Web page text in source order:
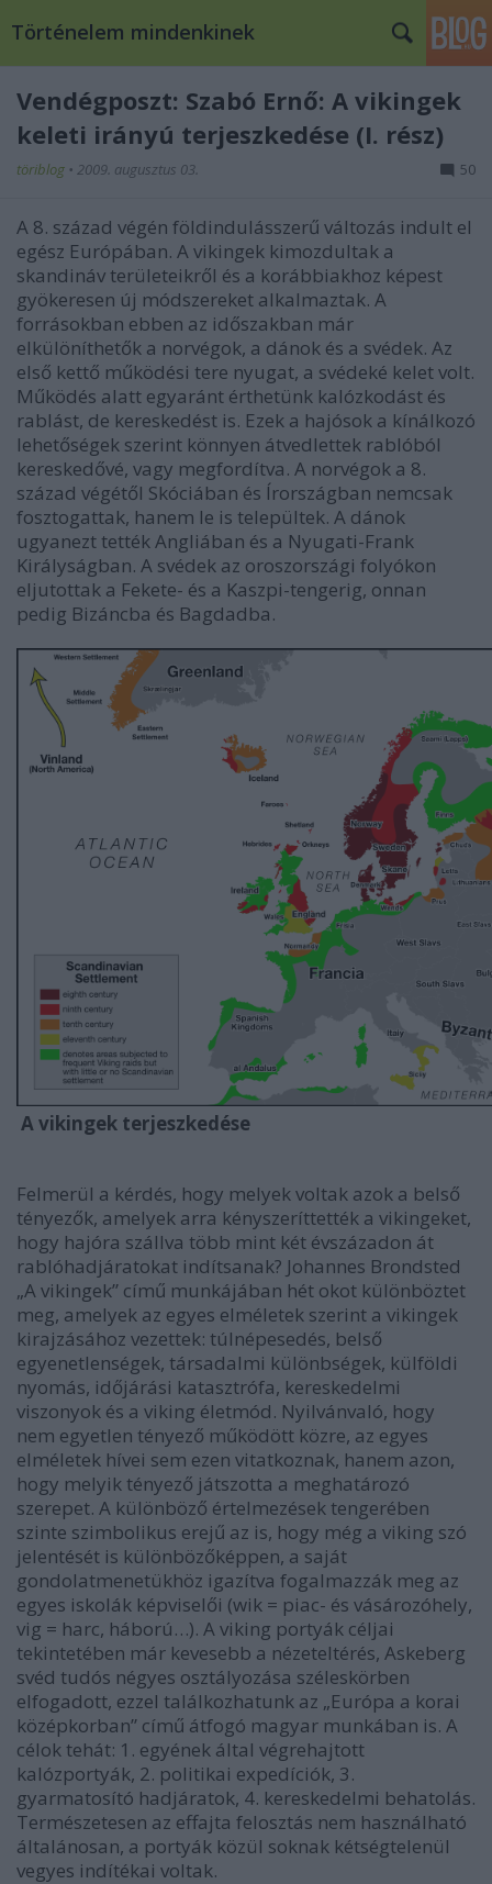
Történelem mindenkinek
Vendégposzt: Szabó Ernő: A vikingek
keleti irányú terjeszkedése (I. rész)
töriblog • 2009. augusztus 03. 50
A 8. század végén földindulásszerű változás indult el
egész Európában. A vikingek kimozdultak a
skandináv területeikről és a korábbiakhoz képest
gyökeresen új módszereket alkalmaztak. A
forrásokban ebben az időszakban már
elkülöníthetők a norvégok, a dánok és a svédek. Az
első kettő működési tere nyugat, a svédeké kelet volt.
Működés alatt egyaránt érthetünk kalózkodást és
rablást, de kereskedést is. Ezek a hajósok a kínálkozó
lehetőségek szerint könnyen átvedlettek rablóból
kereskedővé, vagy megfordítva. A norvégok a 8.
század végétől Skóciában és Írországban nemcsak
fosztogattak, hanem le is települtek. A dánok
ugyanezt tették Angliában és a Nyugati-Frank
Királyságban. A svédek az oroszországi folyókon
eljutottak a Fekete- és a Kaszpi-tengerig, onnan
pedig Bizáncba és Bagdadba.
A vikingek terjeszkedése
Felmerül a kérdés, hogy melyek voltak azok a belső
tényezők, amelyek arra kényszeríttették a vikingeket,
hogy hajóra szállva több mint két évszázadon át
rablóhadjáratokat indítsanak? Johannes Brondsted
„A vikingek” című munkájában hét okot különböztet
meg, amelyek az egyes elméletek szerint a vikingek
kirajzásához vezettek: túlnépesedés, belső
egyenetlenségek, társadalmi különbségek, külföldi
nyomás, időjárási katasztrófa, kereskedelmi
viszonyok és a viking életmód. Nyilvánvaló, hogy
nem egyetlen tényező működött közre, az egyes
elméletek hívei sem ezen vitatkoznak, hanem azon,
hogy melyik tényező játszotta a meghatározó
szerepet. A különböző értelmezések tengerében
szinte szimbolikus erejű az is, hogy még a viking szó
jelentését is különbözőképpen, a saját
gondolatmenetükhöz igazítva fogalmazzák meg az
egyes iskolák képviselői (wik = piac- és vásározóhely,
vig = harc, háború…). A viking portyák céljai
tekintetében már kevesebb a nézeteltérés, Askeberg
svéd tudós négyes osztályozása széleskörben
elfogadott, ezzel találkozhatunk az „Európa a korai
középkorban” című átfogó magyar munkában is. A
célok tehát: 1. egyének által végrehajtott
kalózportyák, 2. politikai expedíciók, 3.
gyarmatosító hadjáratok, 4. kereskedelmi behatolás.
Természetesen az effajta felosztás nem használható
általánosan, a portyák közül soknak kétségtelenül
vegyes indítékai voltak.